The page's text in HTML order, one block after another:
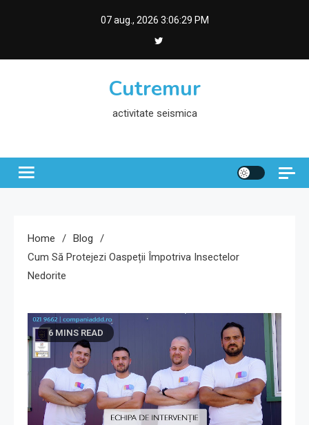
07 aug., 2026 3:06:30 PM
Cutremur
activitate seismica
Home
Blog
Cum Să Protejezi Oaspeții Împotriva Insectelor
Nedorite
6 MINS READ